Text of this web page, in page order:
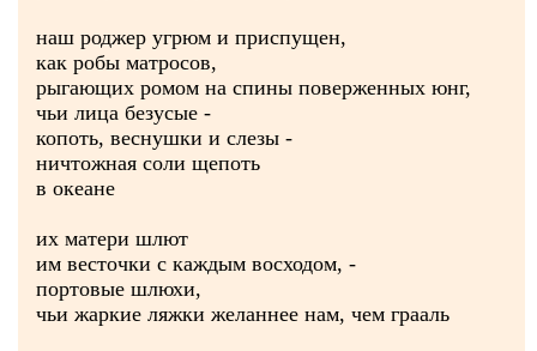
наш роджер угрюм и приспущен,
как робы матросов,
рыгающих ромом на спины поверженных юнг,
чьи лица безусые -
копоть, веснушки и слезы -
ничтожная соли щепоть
в океане
их матери шлют
им весточки с каждым восходом, -
портовые шлюхи,
чьи жаркие ляжки желаннее нам, чем грааль